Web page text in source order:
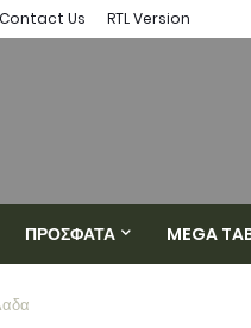
Contact Us RTL Version
ΠΡΟΣΦΑΤΑ MEGA